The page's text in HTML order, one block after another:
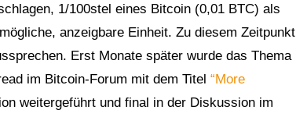
1/100stel eines Bitcoin (0,01 BTC) als
anzeigbare Einheit. Zu diesem Zeitpunkt
Erst Monate später wurde das Thema
im Bitcoin-Forum mit dem Titel “More
weitergeführt und final in der Diskussion im